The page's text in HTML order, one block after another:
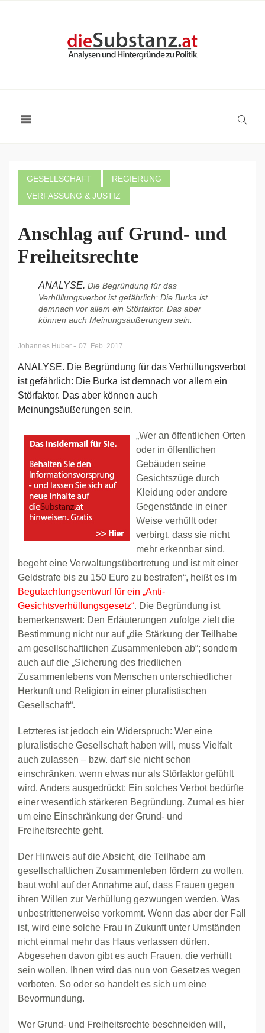
GESELLSCHAFT
REGIERUNG
VERFASSUNG & JUSTIZ
Anschlag auf Grund- und
Freiheitsrechte
ANALYSE. Die Begründung für das
Verhüllungsverbot ist gefährlich: Die Burka ist
demnach vor allem ein Störfaktor. Das aber
können auch Meinungsäußerungen sein.
Johannes Huber - 07. Feb. 2017
ANALYSE. Die Begründung für das Verhüllungsverbot
ist gefährlich: Die Burka ist demnach vor allem ein
Störfaktor. Das aber können auch
Meinungsäußerungen sein.
„Wer an öffentlichen Orten
oder in öffentlichen
Gebäuden seine
Gesichtszüge durch
Kleidung oder andere
Gegenstände in einer
Weise verhüllt oder
verbirgt, dass sie nicht
mehr erkennbar sind,
begeht eine Verwaltungsübertretung und ist mit einer
Geldstrafe bis zu 150 Euro zu bestrafen“, heißt es im
Begutachtungsentwurf für ein „Anti-
Gesichtsverhüllungsgesetz“. Die Begründung ist
bemerkenswert: Den Erläuterungen zufolge zielt die
Bestimmung nicht nur auf „die Stärkung der Teilhabe
am gesellschaftlichen Zusammenleben ab“; sondern
auch auf die „Sicherung des friedlichen
Zusammenlebens von Menschen unterschiedlicher
Herkunft und Religion in einer pluralistischen
Gesellschaft“.
Letzteres ist jedoch ein Widerspruch: Wer eine
pluralistische Gesellschaft haben will, muss Vielfalt
auch zulassen – bzw. darf sie nicht schon
einschränken, wenn etwas nur als Störfaktor gefühlt
wird. Anders ausgedrückt: Ein solches Verbot bedürfte
einer wesentlich stärkeren Begründung. Zumal es hier
um eine Einschränkung der Grund- und
Freiheitsrechte geht.
Der Hinweis auf die Absicht, die Teilhabe am
gesellschaftlichen Zusammenleben fördern zu wollen,
baut wohl auf der Annahme auf, dass Frauen gegen
ihren Willen zur Verhüllung gezwungen werden. Was
unbestrittenerweise vorkommt. Wenn das aber der Fall
ist, wird eine solche Frau in Zukunft unter Umständen
nicht einmal mehr das Haus verlassen dürfen.
Abgesehen davon gibt es auch Frauen, die verhüllt
sein wollen. Ihnen wird das nun von Gesetzes wegen
verboten. So oder so handelt es sich um eine
Bevormundung.
Wer Grund- und Freiheitsrechte beschneiden will,